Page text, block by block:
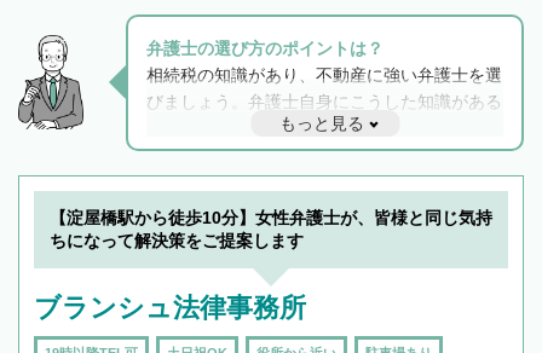
弁護士の選び方のポイントは？
相続税の知識があり、不動産に強い弁護士を選
びましょう。弁護士自身にこうした知識がある
と他士業との連携もスムーズに進み、トラブル
解決のみならず相続をトータルで任せることが
できます。また、相続は感情がからむ分野なの
でフィーリングも重要です。実際に電話や面談
で複数の弁護士と会話をしてウマが合う方に依
もっと見る
【淀屋橋駅から徒歩10分】女性弁護士が、皆様と同じ気持
ちになって解決策をご提案します
ブランシュ法律事務所